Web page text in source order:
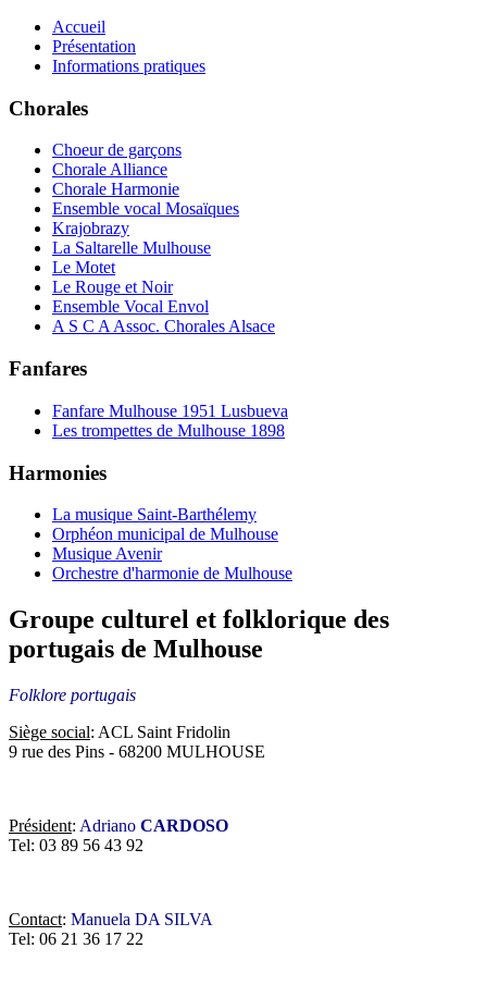
Accueil
Présentation
Informations pratiques
Chorales
Choeur de garçons
Chorale Alliance
Chorale Harmonie
Ensemble vocal Mosaïques
Krajobrazy
La Saltarelle Mulhouse
Le Motet
Le Rouge et Noir
Ensemble Vocal Envol
A S C A Assoc. Chorales Alsace
Fanfares
Fanfare Mulhouse 1951 Lusbueva
Les trompettes de Mulhouse 1898
Harmonies
La musique Saint-Barthélemy
Orphéon municipal de Mulhouse
Musique Avenir
Orchestre d'harmonie de Mulhouse
Groupe culturel et folklorique des
portugais de Mulhouse
Folklore portugais
Siège social: ACL Saint Fridolin
9 rue des Pins - 68200 MULHOUSE
Président: Adriano CARDOSO
Tel: 03 89 56 43 92
Contact: Manuela DA SILVA
Tel: 06 21 36 17 22